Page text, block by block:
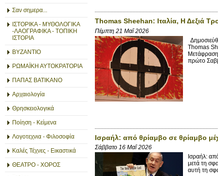
Σαν σημερα...
ΙΣΤΟΡΙΚΑ - ΜΥΘΟΛΟΓΙΚΑ
-ΛΑΟΓΡΑΦΙΚΑ - ΤΟΠΙΚΗ
ΙΣΤΟΡΙΑ
ΒΥΖΑΝΤΙΟ
ΡΩΜΑΪΚΗ ΑΥΤΟΚΡΑΤΟΡΙΑ
ΠΑΠΑΣ ΒΑΤΙΚΑΝΟ
Αρχαιολογία
Θρησκειολογικά
Ποίηση - Κείμενα
Λογοτεχνια - Φιλοσοφία
Καλές Τέχνες - Εικαστικά
ΘΕΑΤΡΟ - ΧΟΡΟΣ
Thomas Sheehan: Ιταλία, Η Δεξιά
Πέμπτη 21 Μαΐ 2026
Thomas
πρώτο
Ισραήλ: από θρίαμβο σε θρίαμβο
Σάββατο 16 Μαΐ 2026
Ισραήλ:
μετά τη
αυτή τη